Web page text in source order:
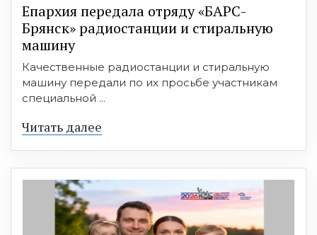
Епархия передала отряду «БАРС-
Брянск» радиостанции и стиральную
машину
Качественные радиостанции и стиральную
машину передали по их просьбе участникам
специальной ...
Читать далее